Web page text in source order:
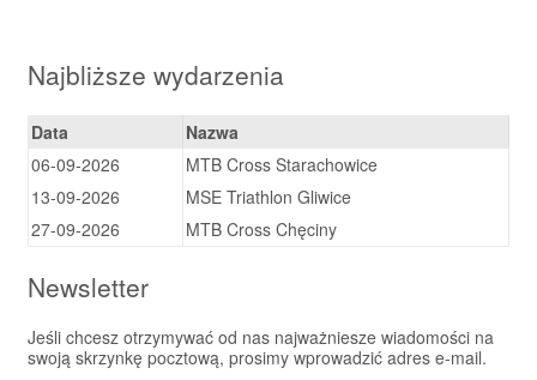
Najbliższe wydarzenia
Data
Nazwa
06-09-2026
MTB Cross Starachowice
13-09-2026
MSE Triathlon Gliwice
27-09-2026
MTB Cross Chęciny
Newsletter
Jeśli chcesz otrzymywać od nas najważniesze wiadomości na
swoją skrzynkę pocztową, prosimy wprowadzić adres e-mail.